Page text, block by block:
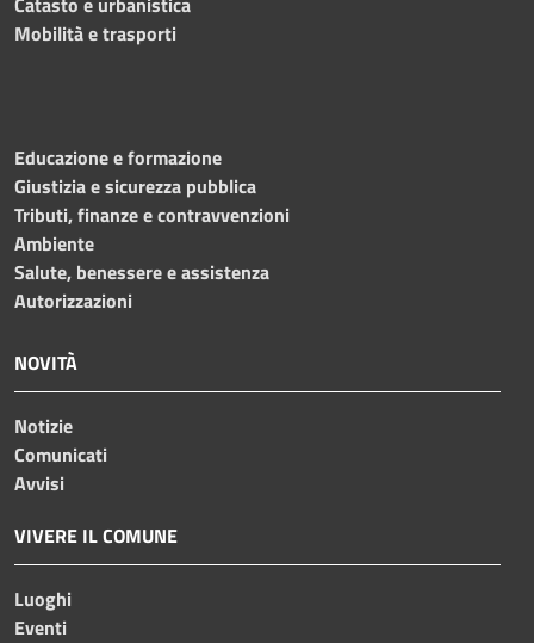
Mobilità e trasporti
Educazione e formazione
Giustizia e sicurezza pubblica
Tributi, finanze e contravvenzioni
Ambiente
Salute, benessere e assistenza
Autorizzazioni
NOVITÀ
Notizie
Comunicati
Avvisi
VIVERE IL COMUNE
Luoghi
Eventi